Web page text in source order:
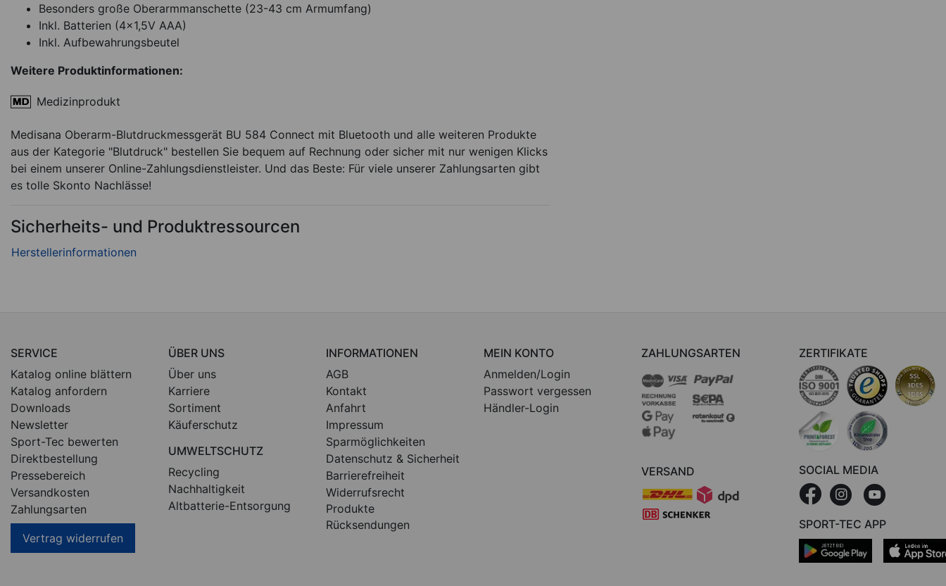
Besonders große Oberarmmanschette (23-43 cm Armumfang)
Inkl. Batterien (4x1,5V AAA)
Inkl. Aufbewahrungsbeutel
Weitere Produktinformationen:
Medizinprodukt
Medisana Oberarm-Blutdruckmessgerät BU 584 Connect mit Bluetooth und alle weiteren Produkte
aus der Kategorie "Blutdruck" bestellen Sie bequem auf Rechnung oder sicher mit nur wenigen Klicks
bei einem unserer Online-Zahlungsdienstleister. Und das Beste: Für viele unserer Zahlungsarten gibt
es tolle Skonto Nachlässe!
Sicherheits- und Produktressourcen
SERVICE
Katalog online blättern
Katalog anfordern
Downloads
Newsletter
Sport-Tec bewerten
Direktbestellung
Pressebereich
Versandkosten
Zahlungsarten
Vertrag widerrufen
ÜBER UNS
Über uns
Karriere
Sortiment
Käuferschutz
UMWELTSCHUTZ
Recycling
Nachhaltigkeit
Altbatterie-Entsorgung
INFORMATIONEN
AGB
Kontakt
Anfahrt
Impressum
Sparmöglichkeiten
Datenschutz & Sicherheit
Barrierefreiheit
Widerrufsrecht
Produkte
Rücksendungen
MEIN KONTO
Anmelden/Login
Passwort vergessen
Händler-Login
ZAHLUNGSARTEN
VERSAND
ZERTIFIKATE
SOCIAL MEDIA
SPORT-TEC APP